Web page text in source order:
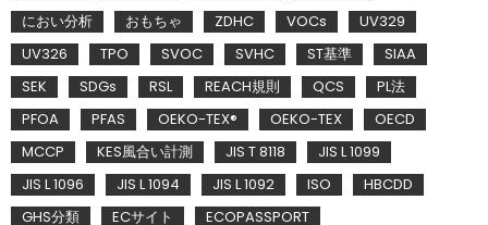
におい分析
おもちゃ ZDHC VOCs
UV329
UV326
TPO SVOC SVHC ST基準
SIAA
SEK
SDGs RSL REACH規則 QCS
PL法
PFOA
PFAS OEKO-TEX® OEKO-TEX
OECD
MCCP
KES風合い計測 JIS T 8118
JIS L 1099
JIS L 1096
JIS L 1094 JIS L 1092 ISO
HBCDD
GHS分類
ECサイト
ECOPASSPORT